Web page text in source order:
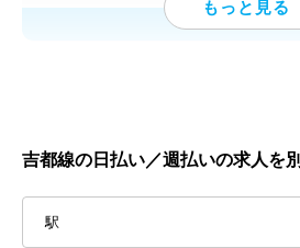
吉都線の日払い／週払いの求人を
駅